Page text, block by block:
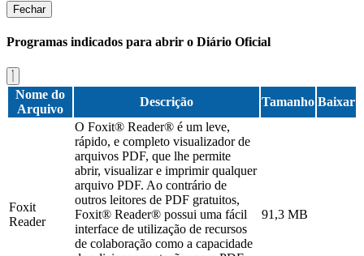
Fechar
Programas indicados para abrir o Diário Oficial
Nome do
Arquivo
Descrição Tamanho Baixar
Foxit
Reader
O Foxit® Reader® é um leve,
rápido, e completo visualizador de
arquivos PDF, que lhe permite
abrir, visualizar e imprimir qualquer
arquivo PDF. Ao contrário de
outros leitores de PDF gratuitos,
Foxit® Reader® possui uma fácil
interface de utilização de recursos
de colaboração como a capacidade
91,3 MB